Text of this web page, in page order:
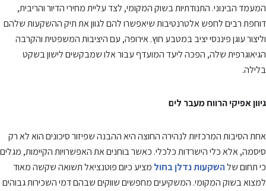
המעמד הבינוני. התנודתיות בשוק המקומי, לצד עליית מחירי הדיור והריבית,
דוחפת רבים לחפש אלטרנטיבות שיאפשרו להם לגוון את תיק ההשקעות שלהם
וליצור עוגן פיננסי יציב במטבע חוץ. אירופה, עם היציבות המשפטית והקרבה
הגיאוגרפית שלה, הפכה ליעד המועדף עבור אלו שמבקשים לישון בשקט
בלילה.
גיוון אפיקי הרווח מעבר לים
אחת הסיבות המרכזיות לנהירה החוצה היא ההבנה שפיזור סיכונים הוא לא רק
סיסמה, אלא כלי הישרדות כלכלי. כאשר בוחנים את האפשרויות הקיימות, מגלים
כי תחום שלהשקעות נדלן בחול מציע כיום פוטנציאל תשואה שקשה מאוד
למצוא בשוק המקומי. המשקיעים מחפשים שווקים שבהם דמי השכירות גבוהים